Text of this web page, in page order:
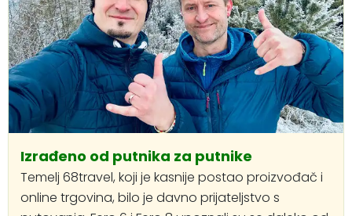
Izrađeno od putnika za putnike
Temelj 68travel, koji je kasnije postao proizvođač i
online trgovina, bilo je davno prijateljstvo s